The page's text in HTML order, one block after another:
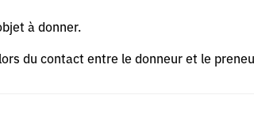
à donner.
du contact entre le donneur et le